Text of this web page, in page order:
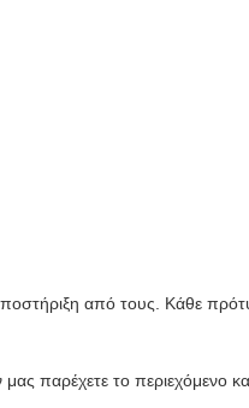
από τους. Κάθε
παρέχετε το περιεχόμενο